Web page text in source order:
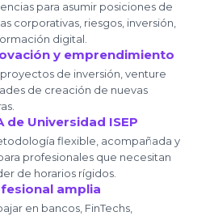
para asumir posiciones de
corporativas, riesgos, inversión,
digital.
y emprendimiento
de inversión, venture
de creación de nuevas
de Universidad ISEP
flexible, acompañada y
profesionales que necesitan
de horarios rígidos.
amplia
en bancos, FinTechs,